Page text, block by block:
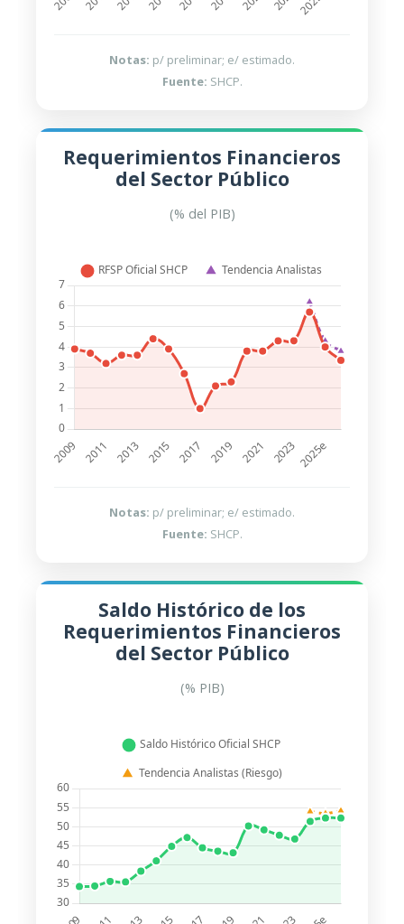
Notas: p/ preliminar; e/ estimado.
Fuente: SHCP.
Requerimientos Financieros
del Sector Público
(% del PIB)
Notas: p/ preliminar; e/ estimado.
Fuente: SHCP.
Saldo Histórico de los
Requerimientos Financieros
del Sector Público
(% PIB)